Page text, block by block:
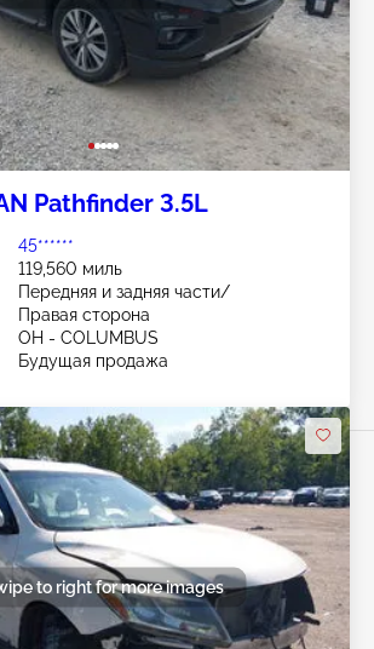
Pathfinder 3.5L
45******
119,560 миль
Передняя и задняя части/
Правая сторона
OH - COLUMBUS
Будущая продажа
to right for more images